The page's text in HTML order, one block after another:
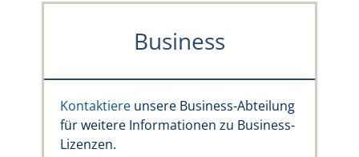
Business
Kontaktiere unsere Business-Abteilung
für weitere Informationen zu Business-
Lizenzen.